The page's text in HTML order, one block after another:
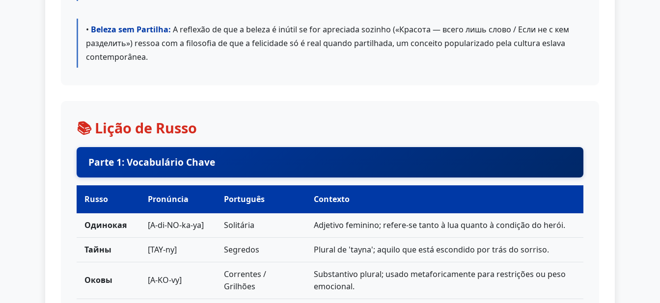
• Beleza sem Partilha: A reflexão de que a beleza é inútil se for apreciada sozinho («Красота — всего лишь слово / Если не с кем
разделить») ressoa com a filosofia de que a felicidade só é real quando partilhada, um conceito popularizado pela cultura eslava
contemporânea.
📚 Lição de Russo
Parte 1: Vocabulário Chave
Russo Pronúncia Português Contexto
Одинокая [A-di-NO-ka-ya] Solitária Adjetivo feminino; refere-se tanto à lua quanto à condição do herói.
Тайны [TAY-ny] Segredos Plural de 'tayna'; aquilo que está escondido por trás do sorriso.
Оковы [A-KO-vy]
Correntes /
Grilhões
Substantivo plural; usado metaforicamente para restrições ou peso
emocional.